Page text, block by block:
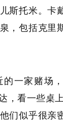
斯托米。卡
，包括克里
一家赌场
，看一些桌
们似乎很亲